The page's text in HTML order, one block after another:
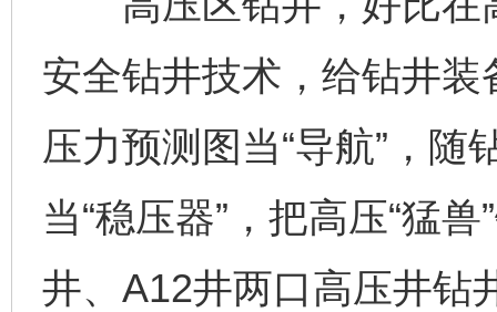
安全钻井技术，给钻井
压力预测图当“导航”，随
当“稳压器”，把高压“猛
井、A12井两口高压井钻